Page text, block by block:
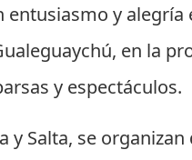
y
en la
y espectáculos.
Salta, se